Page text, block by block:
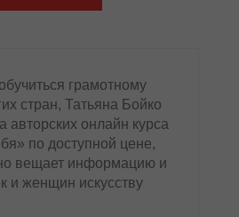
грамотному
стран, Татьяна Бойко
авторских онлайн курса
по доступной цене,
вещает информацию и
и женщин искусству